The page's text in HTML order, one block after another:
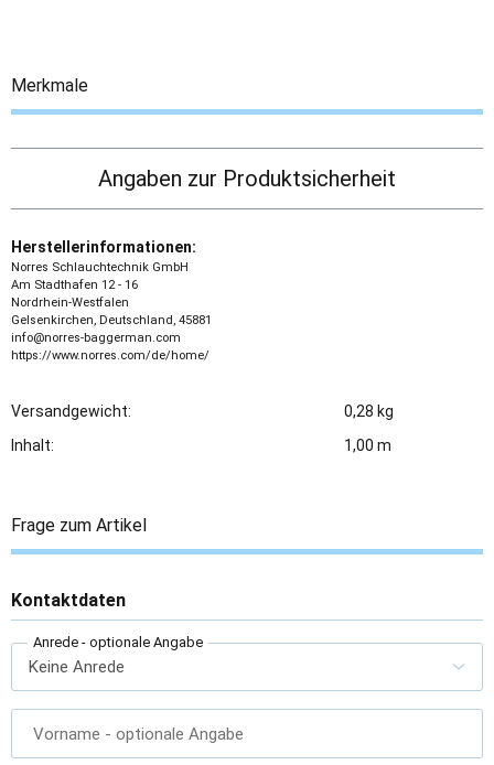
Merkmale
Angaben zur Produktsicherheit
Herstellerinformationen:
Norres Schlauchtechnik GmbH
Am Stadthafen 12 - 16
Nordrhein-Westfalen
Gelsenkirchen, Deutschland, 45881
info@norres-baggerman.com
https://www.norres.com/de/home/
Versandgewicht:
0,28 kg
Inhalt:
1,00 m
Frage zum Artikel
Kontaktdaten
Anrede - optionale Angabe
Vorname - optionale Angabe